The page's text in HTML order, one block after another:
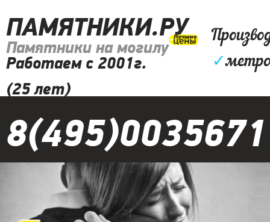
ПАМЯТНИКИ.РУ
Памятники на могилу
Работаем с 2001г.
(25 лет)
✓
8(495)0035671